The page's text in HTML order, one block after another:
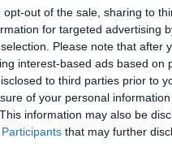
opt-out of the sale, sharing to
for targeted advertising
Please note that after
interest-based ads based
to third parties prior to
of your personal
information may also be
that may further